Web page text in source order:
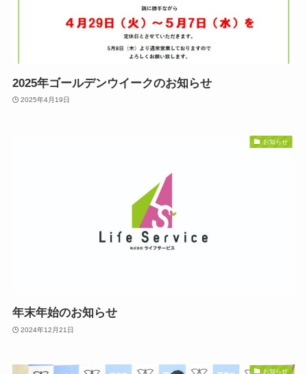
2025年ゴールデンウイークのお知らせ
2025年4月19日
お知らせ
年末年始のお知らせ
2024年12月21日
お知らせ